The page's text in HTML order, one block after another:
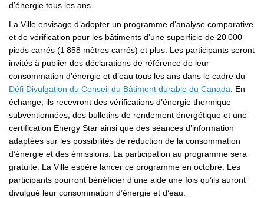
d’énergie tous les ans.
La Ville envisage d’adopter un programme d’analyse comparative
et de vérification pour les bâtiments d’une superficie de 20 000
pieds carrés (1 858 mètres carrés) et plus. Les participants seront
invités à publier des déclarations de référence de leur
consommation d’énergie et d’eau tous les ans dans le cadre du
Défi Divulgation du Conseil du Bâtiment durable du Canada (Liens
(Liens
. En
échange, ils recevront des vérifications d’énergie thermique
subventionnées, des bulletins de rendement énergétique et une
certification Energy Star ainsi que des séances d’information
adaptées sur les possibilités de réduction de la consommation
d’énergie et des émissions. La participation au programme sera
gratuite. La Ville espère lancer ce programme en octobre. Les
participants pourront bénéficier d’une aide une fois qu’ils auront
divulgué leur consommation d’énergie et d’eau.